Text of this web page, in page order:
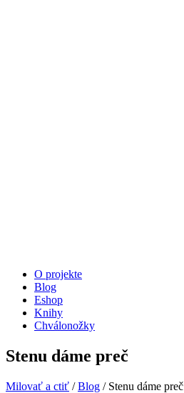
O projekte
Blog
Eshop
Knihy
Chválonožky
Stenu dáme preč
Milovať a ctiť /Blog / Stenu dáme preč